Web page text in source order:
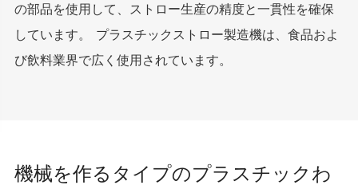
の部品を使用して、ストロー生産の精度と一貫性を確保
しています。 プラスチックストロー製造機は、食品およ
び飲料業界で広く使用されています。
機械を作るタイプのプラスチックわ